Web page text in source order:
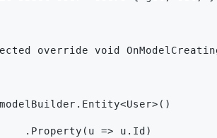
override void
.Property(u => u.Id)